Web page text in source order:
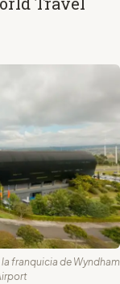
franquicia de Wyndham